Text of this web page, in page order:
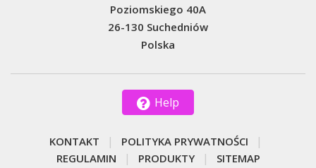
Poziomskiego 40A
26-130 Suchedniów
Polska
Help
KONTAKT
POLITYKA PRYWATNOŚCI
REGULAMIN
PRODUKTY SITEMAP